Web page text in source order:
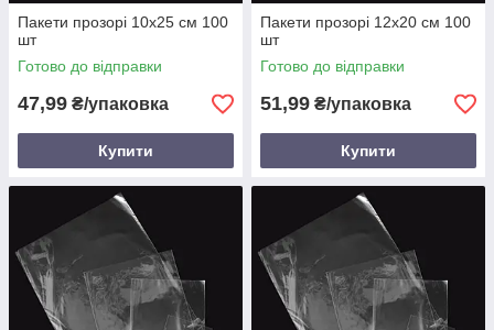
Пакети прозорі 10х25 см 100
шт
Готово до відправки
47,99 ₴/упаковка
Купити
Пакети прозорі 12х20 см 100
шт
Готово до відправки
51,99 ₴/упаковка
Купити